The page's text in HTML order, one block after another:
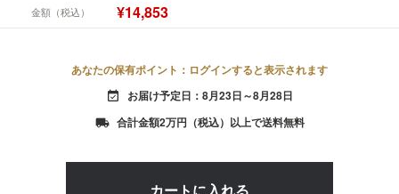
金額（税込） ¥14,853
あなたの保有ポイント：ログインすると表示されます
event_available お届け予定日：8月23日～8月28日
local_shipping 合計金額2万円（税込）以上で送料無料